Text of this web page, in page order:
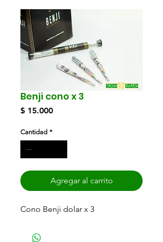
Benji cono x 3
$ 15.000Precio
Cantidad *
Agregar al carrito
Cono Benji dolar x 3